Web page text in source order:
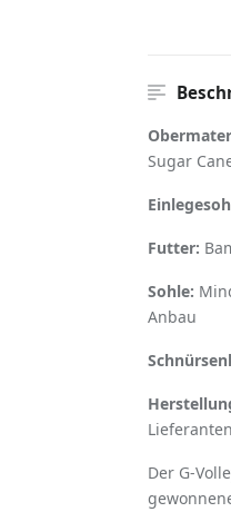
Sugar
Futter:
Sohle:
Anbau
Lieferanten
Der G-